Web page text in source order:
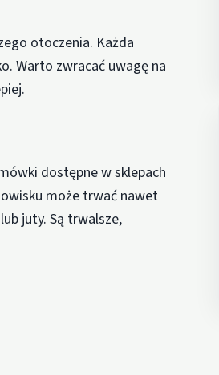
otoczenia. Każda
Warto zwracać uwagę na
dostępne w sklepach
może trwać nawet
juty. Są trwalsze,